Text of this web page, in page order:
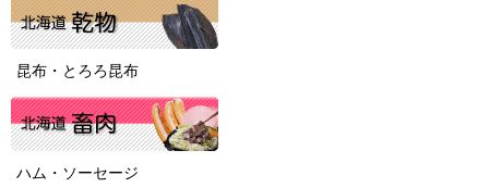
昆布・とろろ昆布
ハム・ソーセージ